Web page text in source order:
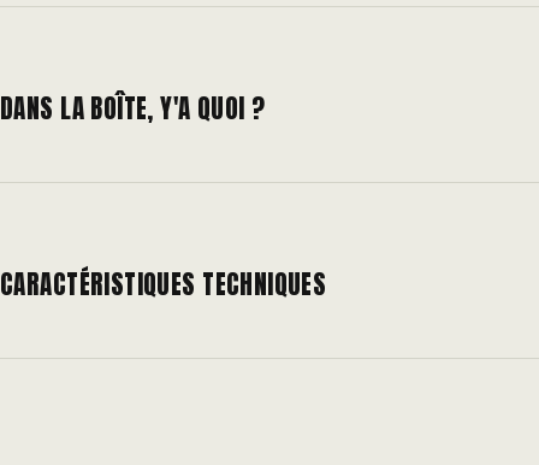
DANS LA BOÎTE, Y'A QUOI ?
CARACTÉRISTIQUES TECHNIQUES